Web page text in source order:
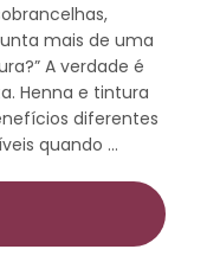
mais de uma
A verdade é
Henna e tintura
diferentes
quando ...